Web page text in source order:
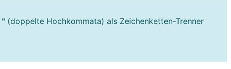
" (doppelte Hochkommata) als Zeichenketten-Trenner